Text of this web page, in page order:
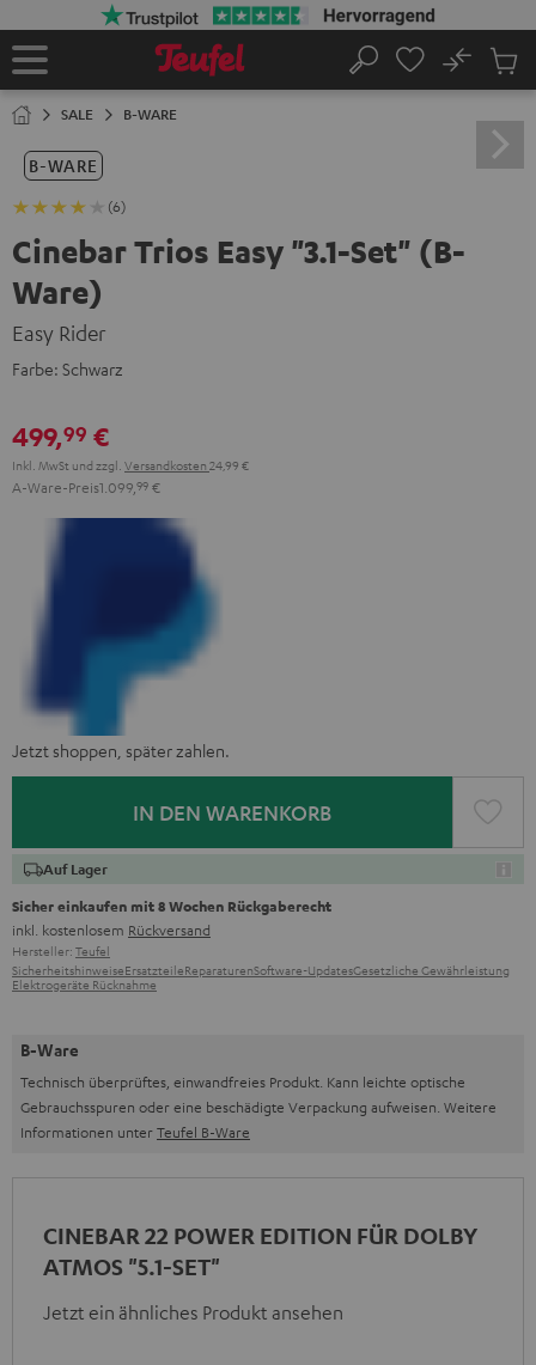
Startseite
Suche
No
SALE B-WARE
B-WARE
(6)
Cinebar Trios Easy "3.1-Set" (B-
Ware)
Easy Rider
Farbe: Schwarz
499,99 €
Inkl. MwSt und zzgl. Versandkosten 24,99 €
A-Ware-Preis1.099, 99 €
Jetzt shoppen, später zahlen.
IN DEN WARENKORB
Auf Lager
Sicher einkaufen mit 8 Wochen Rückgaberecht
inkl. kostenlosem Rückversand
Hersteller: Teufel
SicherheitshinweiseErsatzteileReparaturenSoftware-UpdatesGesetzliche Gewährleistung
Elektrogeräte Rücknahme
B-Ware
Technisch überprüftes, einwandfreies Produkt. Kann leichte optische
Gebrauchsspuren oder eine beschädigte Verpackung aufweisen. Weitere
Informationen unterTeufel B-Ware
CINEBAR 22 POWER EDITION FÜR DOLBY
ATMOS "5.1-SET"
Jetzt ein ähnliches Produkt ansehen